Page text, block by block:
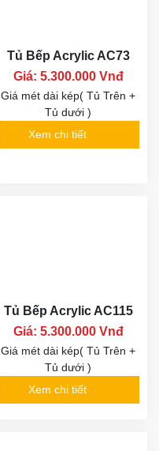
Tủ Bếp Acrylic AC73
Giá: 5.300.000 Vnđ
Giá mét dài kép( Tủ Trên +
Tủ dưới )
Xem chi tiết
Tủ Bếp Acrylic AC115
Giá: 5.300.000 Vnđ
Giá mét dài kép( Tủ Trên +
Tủ dưới )
Xem chi tiết